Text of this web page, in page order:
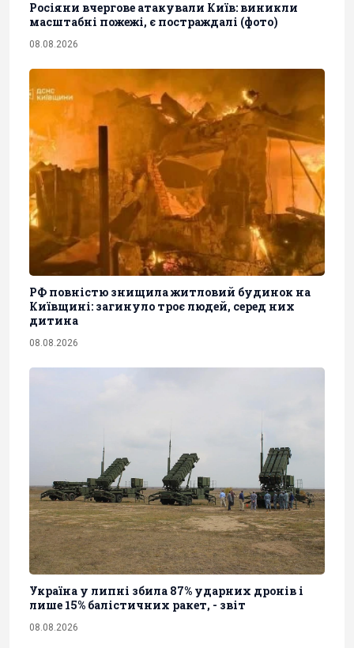
Росіяни вчергове атакували Київ: виникли
масштабні пожежі, є постраждалі (фото)
08.08.2026
РФ повністю знищила житловий будинок на
Київщині: загинуло троє людей, серед них
дитина
08.08.2026
Україна у липні збила 87% ударних дронів і
лише 15% балістичних ракет, - звіт
08.08.2026